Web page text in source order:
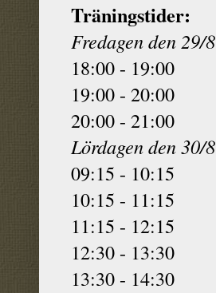
Träningstider:
Fredagen den 29/8
18:00 - 19:00
19:00 - 20:00
20:00 - 21:00
Lördagen den 30/8
09:15 - 10:15
10:15 - 11:15
11:15 - 12:15
12:30 - 13:30
13:30 - 14:30